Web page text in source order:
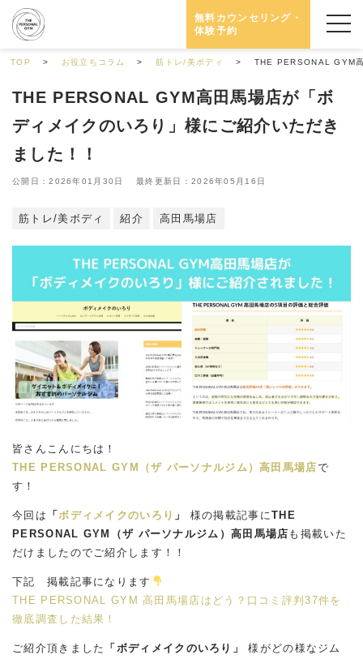
無料カウンセリング・
体験予約
TOP お役立ちコラム 筋トレ/美ボディ THE PERSONAL GYM
THE PERSONAL GYM高田馬場店が「ボ
ディメイクのいろり」様にご紹介いただき
ました！！
公開日：2026年01月30日 最終更新日：2026年05月16日
筋トレ/美ボディ 紹介 高田馬場店
皆さんこんにちは！
THE PERSONAL GYM（ザ パーソナルジム）高田馬場店で
す！
今回は 「 ボディメイクのいろり 」 様の掲載記事に THE
PERSONAL GYM（ザ パーソナルジム）高田馬場店 も掲載いた
だけましたのでご紹介します！！
下記 掲載記事になります
THE PERSONAL GYM 高田馬場店はどう？口コミ評判37件を
徹底調査した結果！
ご紹介頂きました 「ボディメイクのいろり」
様がどの様なジム